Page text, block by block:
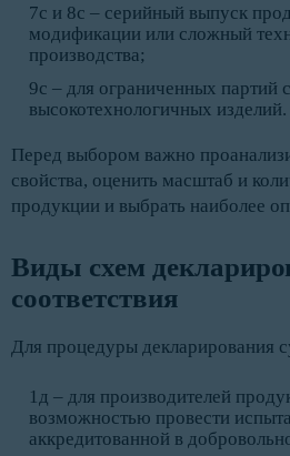
7с и 8с – серийный выпуск
модификации или сложный
производства;
9с – для ограниченных партий
высокотехнологичных изделий.
Перед выбором важно
свойства, оценить масштаб и
продукции и выбрать наиболее
Виды схем
соответствия
Для процедуры декларирования
1д – для производителей
возможностью провести
аккредитованной в